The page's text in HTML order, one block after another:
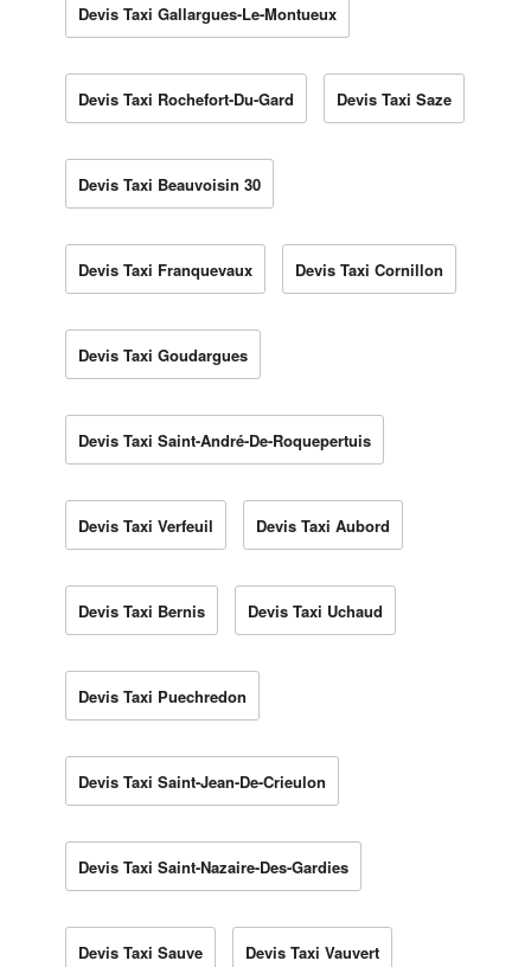
Devis Taxi Gallargues-Le-Montueux
Devis Taxi Rochefort-Du-Gard Devis Taxi Saze
Devis Taxi Beauvoisin 30
Devis Taxi Franquevaux Devis Taxi Cornillon
Devis Taxi Goudargues
Devis Taxi Saint-André-De-Roquepertuis
Devis Taxi Verfeuil Devis Taxi Aubord
Devis Taxi Bernis Devis Taxi Uchaud
Devis Taxi Puechredon
Devis Taxi Saint-Jean-De-Crieulon
Devis Taxi Saint-Nazaire-Des-Gardies
Devis Taxi Sauve Devis Taxi Vauvert